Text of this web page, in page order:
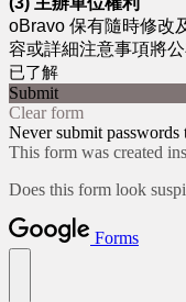
oBravo 保有隨時修改
容或詳細注意事項將
已了解
Submit
Clear form
Never submit
This form was created
Does this form look
Forms